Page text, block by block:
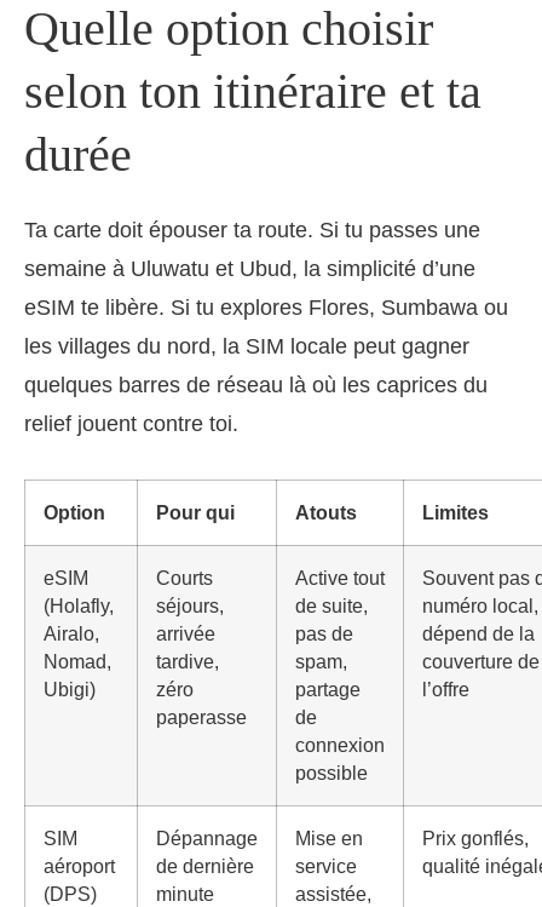
Quelle option choisir
selon ton itinéraire et ta
durée
Ta carte doit épouser ta route. Si tu passes une
semaine à Uluwatu et Ubud, la simplicité d’une
eSIM te libère. Si tu explores Flores, Sumbawa ou
les villages du nord, la SIM locale peut gagner
quelques barres de réseau là où les caprices du
relief jouent contre toi.
Option Pour qui Atouts Limites
eSIM
(Holafly,
Airalo,
Nomad,
Ubigi)
Courts
séjours,
arrivée
tardive,
zéro
paperasse
Active tout
de suite,
pas de
spam,
partage
de
connexion
possible
Souvent pas
numéro local,
dépend de la
couverture de
l’offre
SIM
aéroport
(DPS)
Dépannage
de dernière
minute
Mise en
service
assistée,
Prix gonflés,
qualité